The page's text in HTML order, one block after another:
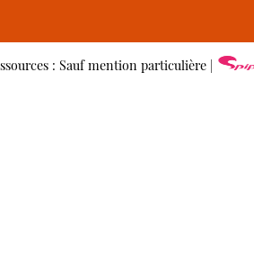
: Sauf mention particulière |